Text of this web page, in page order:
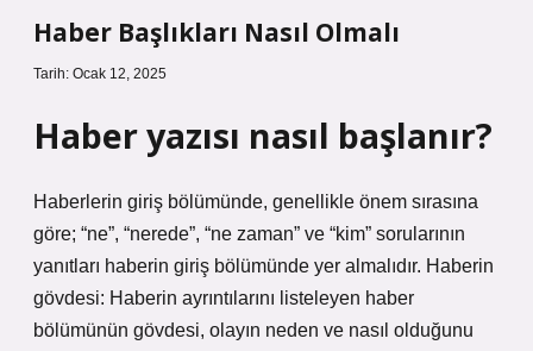
Haber Başlıkları Nasıl Olmalı
Tarih: Ocak 12, 2025
Haber yazısı nasıl başlanır?
Haberlerin giriş bölümünde, genellikle önem sırasına
göre; “ne”, “nerede”, “ne zaman” ve “kim” sorularının
yanıtları haberin giriş bölümünde yer almalıdır. Haberin
gövdesi: Haberin ayrıntılarını listeleyen haber
bölümünün gövdesi, olayın neden ve nasıl olduğunu